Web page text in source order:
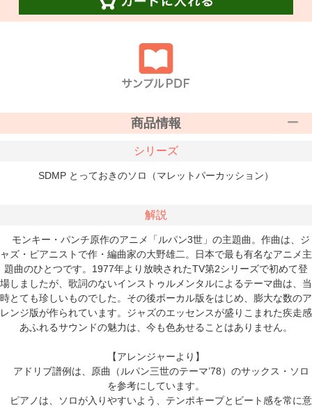
商品情報
シリーズ
SDMP とっておきのソロ（マレットパーカッション）
解説
モンキー・パンチ原作のアニメ「ルパン3世」の主題曲。作曲は、ジ
ャズ・ピアニストで作・編曲家の大野雄二。日本で最も有名なアニメ主
題曲のひとつです。1977年より放映されたTV第2シリーズで初めて登
場しましたが、歌詞のないインストゥルメンタルによるテーマ曲は、当
時とても珍しいものでした。その後ボーカル版をはじめ、膨大な数のア
レンジ版が作られています。ジャズのエッセンスが盛りこまれた疾走感
あふれるサウンドの魅力は、今も色あせることはありません。
【アレンジャーより】
アドリブ譜例は、原曲（ルパン三世のテーマ’78）のサックス・ソロ
を参考にしています。
ピアノは、ソロが入りやすいよう、テンポキープとビート感を常に意